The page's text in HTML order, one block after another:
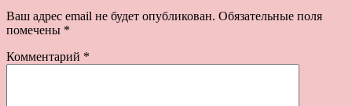
Ваш адрес email не будет опубликован. Обязательные поля
помечены *
Комментарий *